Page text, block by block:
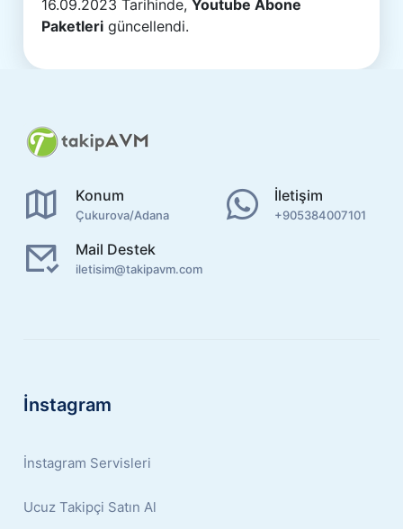
16.09.2023 Tarihinde, Youtube Abone
Paketleri güncellendi.
Konum
Çukurova/Adana
İletişim
+905384007101
Mail Destek
iletisim@takipavm.com
İnstagram
İnstagram Servisleri
Ucuz Takipçi Satın Al